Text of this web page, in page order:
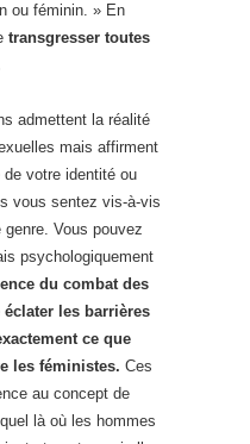
ou féminin. » En
transgresser toutes
admettent la réalité
mais affirment
votre identité ou
vous sentez vis-à-vis
Vous pouvez
psychologiquement
du combat des
les barrières
ce que
les féministes. Ces
au concept de
là où les hommes